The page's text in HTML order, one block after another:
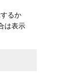
るか
は表示